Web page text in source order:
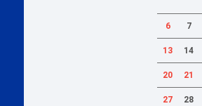
6 7
13 14
20 21
27 28